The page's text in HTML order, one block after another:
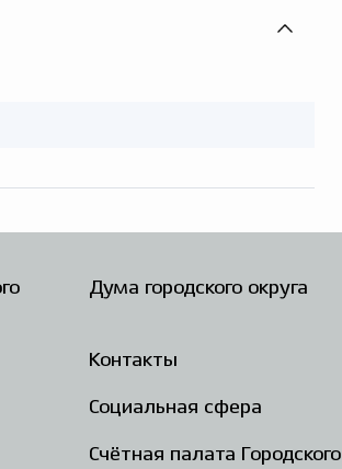
Дума городского округа
Контакты
Социальная сфера
Счётная палата Городского